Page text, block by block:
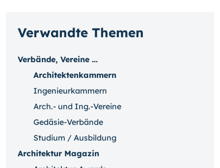
Verwandte Themen
Verbände, Vereine ...
Architektenkammern
Ingenieurkammern
Arch.- und Ing.-Vereine
Gedäsie-Verbände
Studium / Ausbildung
Architektur Magazin